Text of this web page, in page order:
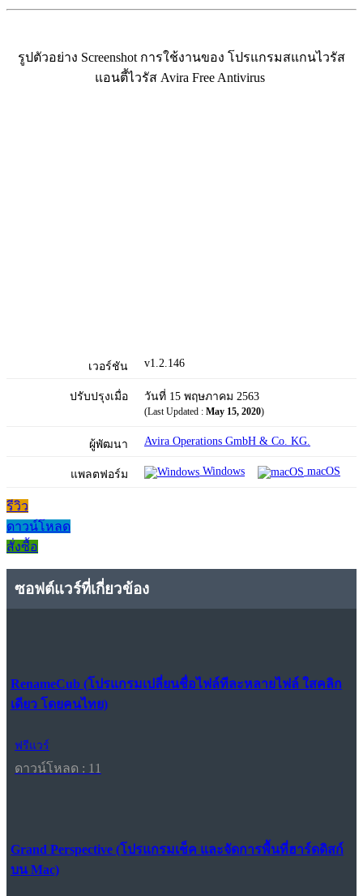
รูปตัวอย่าง Screenshot การใช้งานของ โปรแกรมสแกนไวรัส
แอนตี้ไวรัส Avira Free Antivirus
เวอร์ชัน v1.2.146
ปรับปรุงเมื่อ วันที่ 15 พฤษภาคม 2563
(Last Updated : May 15, 2020)
ผู้พัฒนา Avira Operations GmbH & Co. KG.
แพลตฟอร์ม Windows macOS
รีวิว
ดาวน์โหลด
สั่งซื้อ
ซอฟต์แวร์ที่เกี่ยวข้อง
RenameCub (โปรแกรมเปลี่ยนชื่อไฟล์ทีละหลายไฟล์ ใสคลิก
เดียว โดยคนไทย)
ฟรีแวร์
ดาวน์โหลด : 11
Grand Perspective (โปรแกรมเช็ค และจัดการพื้นที่ฮาร์ดดิสก์
บน Mac)